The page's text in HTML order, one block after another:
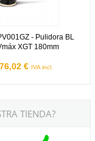
- Pulidora BL
XGT 180mm
€ IVA incl.
TIENDA?